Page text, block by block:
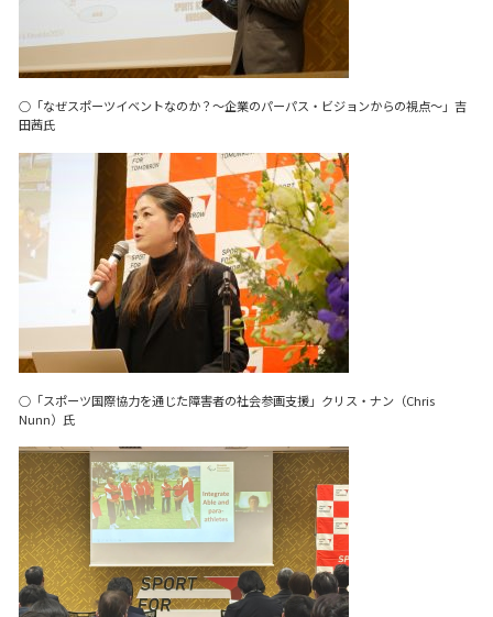
○「なぜスポーツイベントなのか？～企業のパーパス・ビジョンからの視点～」吉
田茜氏
○「スポーツ国際協力を通じた障害者の社会参画支援」クリス・ナン（Chris
Nunn）氏